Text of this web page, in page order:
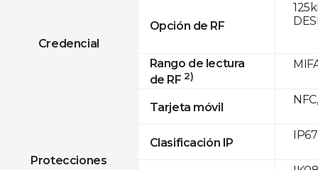
Credencial
Opción de RF
Rango de lectura
de RF 2)
Tarjeta móvil
Protecciones
Clasificación IP
IP67